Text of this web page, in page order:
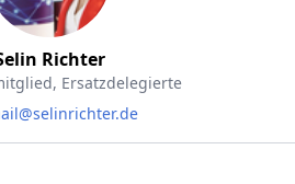
Richter
Ersatzdelegierte